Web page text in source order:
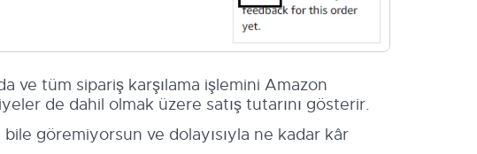
ve tüm sipariş karşılama işlemini Amazon
de dahil olmak üzere satış tutarını gösterir.
göremiyorsun ve dolayısıyla ne kadar kâr